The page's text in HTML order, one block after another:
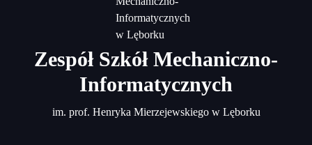
Zespół Szkół Mechaniczno-
Informatycznych
im. prof. Henryka Mierzejewskiego w Lęborku